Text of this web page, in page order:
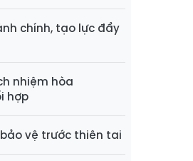
chính, tạo lực đẩy
nhiệm hòa
hợp
bảo vệ trước thiên tai